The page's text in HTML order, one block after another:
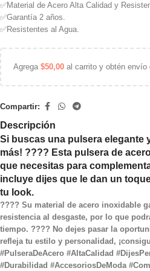
✅Material de Acero Alta Calidad y
✅Garantía 2 años.
✅Resistentes al Agua.
Agrega $50,00 al carrito y obtén envío
Compartir:
Descripción
Si buscas una pulsera elegante
más! ???? Esta pulsera de
que necesitas para
incluye dijes que le dan un
tu look.
???? Su material de acero inoxidable
resistencia al desgaste, por lo que
tiempo. ???? No dejes pasar la
refleja tu estilo y personalidad,
#PulseraDeAcero #AltaCalidad
#Durabilidad #AccesoriosDeModa